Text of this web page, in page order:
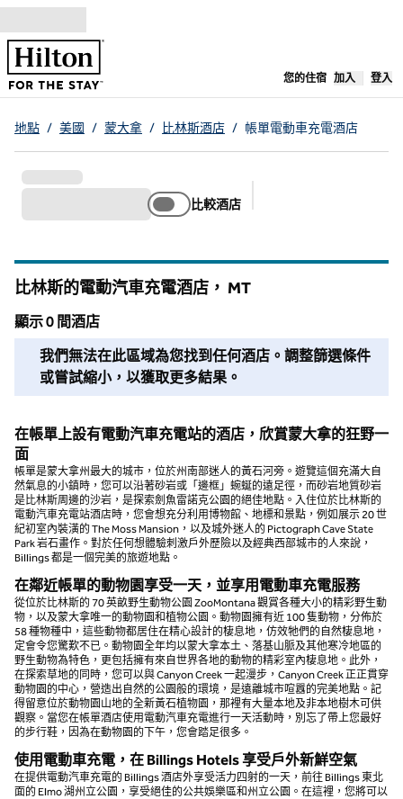
跳至內容
您的住宿，開啟新分
加入 登入
地點 / 美國 / 蒙大拿 / 比林斯酒店 / 帳單電動車充電酒店
比較酒店
比林斯的電動汽車充電酒店， MT
顯示 0 間酒店
我們無法在此區域為您找到任何酒店。調整篩選條件或嘗試
我們無法在此區域為您找到任何酒店。調整篩選條件
或嘗試縮小，以獲取更多結果。
在帳單上設有電動汽車充電站的酒店，欣賞蒙大拿的狂野一
面
帳單是蒙大拿州最大的城市，位於州南部迷人的黃石河旁。遊覽這個充滿大自
然氣息的小鎮時，您可以沿著砂岩或「邊框」蜿蜒的遠足徑，而砂岩地質砂岩
是比林斯周邊的沙岩，是探索劍魚雷諾克公園的絕佳地點。入住位於比林斯的
電動汽車充電站酒店時，您會想充分利用博物館、地標和景點，例如展示 20 世
紀初室內裝潢的 The Moss Mansion，以及城外迷人的 Pictograph Cave State
Park 岩石畫作。對於任何想體驗刺激戶外歷險以及經典西部城市的人來說，
Billings 都是一個完美的旅遊地點。
在鄰近帳單的動物園享受一天，並享用電動車充電服務
從位於比林斯的 70 英畝野生動物公園 ZooMontana 觀賞各種大小的精彩野生動
物，以及蒙大拿唯一的動物園和植物公園。動物園擁有近 100 隻動物，分佈於
58 種物種中，這些動物都居住在精心設計的棲息地，仿效牠們的自然棲息地，
定會令您驚歎不已。動物園全年均以蒙大拿本土、落基山脈及其他寒冷地區的
野生動物為特色，更包括擁有來自世界各地的動物的精彩室內棲息地。此外，
在探索草地的同時，您可以與 Canyon Creek 一起漫步，Canyon Creek 正正貫穿
動物園的中心，營造出自然的公園般的環境，是遠離城市喧囂的完美地點。記
得留意位於動物園山地的全新黃石植物園，那裡有大量本地及非本地樹木可供
觀察。當您在帳單酒店使用電動汽車充電進行一天活動時，別忘了帶上您最好
的步行鞋，因為在動物園的下午，您會踏足很多。
使用電動車充電，在 Billings Hotels 享受戶外新鮮空氣
在提供電動汽車充電的 Billings 酒店外享受活力四射的一天，前往 Billings 東北
面的 Elmo 湖州立公園，享受絕佳的公共娛樂區和州立公園。在這裡，您將可以